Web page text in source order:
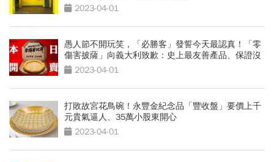
2023-04-01
愚人節不開玩笑，「必勝客」發誓今天最認真！「零
傷害披薩」向義大利致歉：史上最友善產品、保證沒
人氣死
2023-04-01
打敗故宮花鳥碗！永豐金紀念品「豐收盤」要價上千
元貴氣逼人、35萬小股東開心
2023-04-01